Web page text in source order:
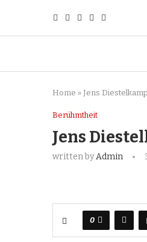
Home » Jens
Berühmtheit
Jens
written byAdmin
0